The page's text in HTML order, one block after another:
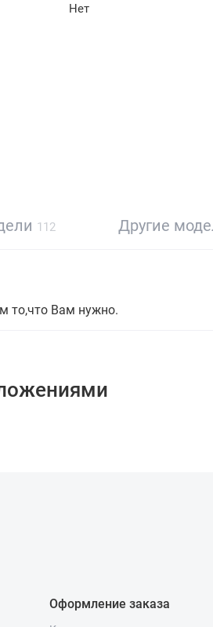
Нет
112 Другие
то,что Вам нужно.
Оформление заказа